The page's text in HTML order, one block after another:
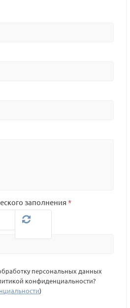
заполнения *
персональных данных
конфиденциальности?
)